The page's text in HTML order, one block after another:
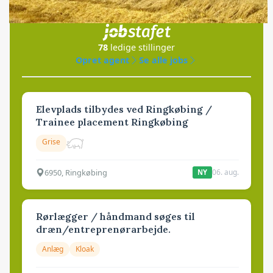
i samarbejde med
78 ledige stillinger
Opret agent
Se alle jobs
Elevplads tilbydes ved Ringkøbing /
Trainee placement Ringkøbing
Grise
6950, Ringkøbing NY 06. aug.
Rørlægger / håndmand søges til
dræn/entreprenørarbejde.
Anlæg Kloak